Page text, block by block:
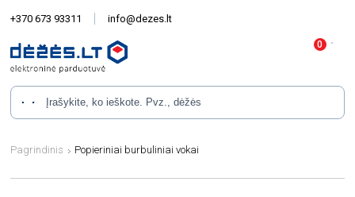
+370 673 93311 info@dezes.lt
Pagrindinis Popieriniai burbuliniai vokai